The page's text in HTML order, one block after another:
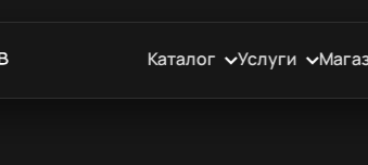
Каталог Услуги